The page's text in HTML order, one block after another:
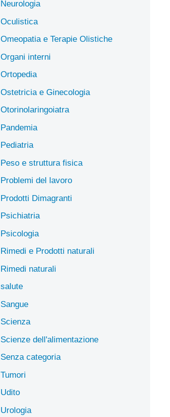
Neurologia
Oculistica
Omeopatia e Terapie Olistiche
Organi interni
Ortopedia
Ostetricia e Ginecologia
Otorinolaringoiatra
Pandemia
Pediatria
Peso e struttura fisica
Problemi del lavoro
Prodotti Dimagranti
Psichiatria
Psicologia
Rimedi e Prodotti naturali
Rimedi naturali
salute
Sangue
Scienza
Scienze dell'alimentazione
Senza categoria
Tumori
Udito
Urologia